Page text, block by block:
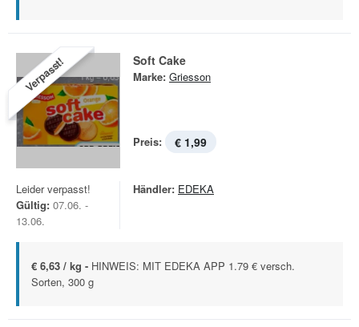
Verpasst! Soft Cake
Marke: Griesson
Preis: € 1,99
Leider verpasst!
Gültig: 07.06. -
13.06.
Händler: EDEKA
€ 6,63 / kg - HINWEIS: MIT EDEKA APP 1.79 € versch.
Sorten, 300 g